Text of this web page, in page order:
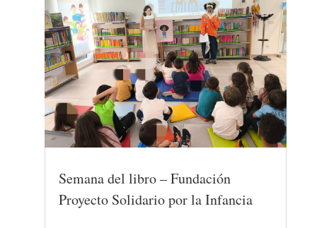
Semana del libro – Fundación
Proyecto Solidario por la Infancia